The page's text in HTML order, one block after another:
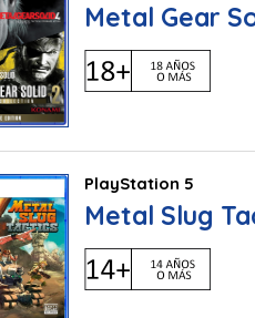
Metal Gear
PlayStation 5
Metal Slug